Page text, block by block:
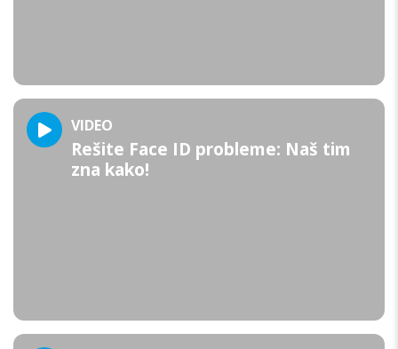
VIDEO
Rešite Face ID probleme: Naš tim
zna kako!